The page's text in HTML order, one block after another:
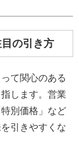
の引き方
て関心のある
します。営業
別価格」など
引きやすくな